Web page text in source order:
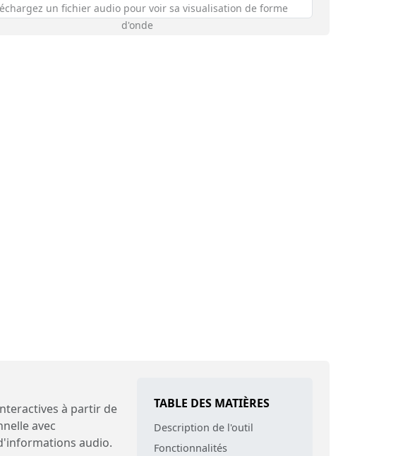
un fichier audio pour voir sa visualisation de forme
d'onde
à partir de
avec
audio.
TABLE DES MATIÈRES
Description de l'outil
Fonctionnalités